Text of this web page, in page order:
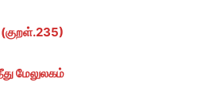
(குறள்.235)
மேலுலகம்